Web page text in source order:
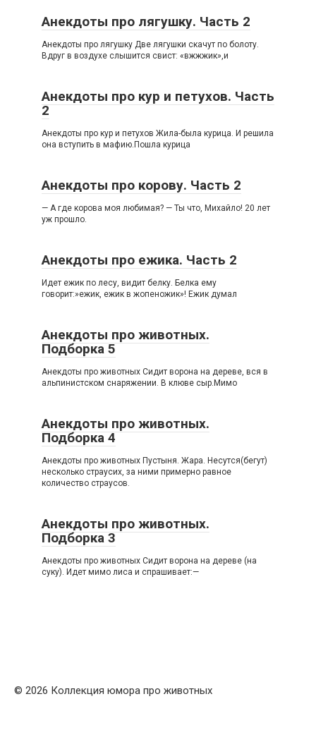
Анекдоты про лягушку. Часть 2
Анекдоты про лягушку Две лягушки скачут по болоту.
Вдруг в воздухе слышится свист: «вжжжик»,и
Анекдоты про кур и петухов. Часть
2
Анекдоты про кур и петухов Жила-была курица. И решила
она вступить в мафию.Пошла курица
Анекдоты про корову. Часть 2
— А где корова моя любимая? — Ты что, Михайло! 20 лет
уж прошло.
Анекдоты про ежика. Часть 2
Идет ежик по лесу, видит белку. Белка ему
говорит:»ежик, ежик в жопеножик»! Ежик думал
Анекдоты про животных.
Подборка 5
Анекдоты про животных Сидит ворона на дереве, вся в
альпинистском снаряжении. В клюве сыр.Мимо
Анекдоты про животных.
Подборка 4
Анекдоты про животных Пустыня. Жара. Несутся(бегут)
несколько страусих, за ними примерно равное
количество страусов.
Анекдоты про животных.
Подборка 3
Анекдоты про животных Сидит ворона на дереве (на
суку). Идет мимо лиса и спрашивает:—
© 2026 Коллекция юмора про животных